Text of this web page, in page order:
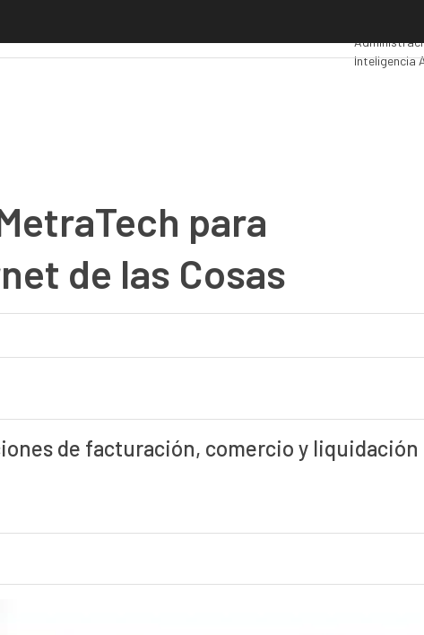
Premios
Inteligencia
para
de las Cosas
de facturación, comercio y liquidación